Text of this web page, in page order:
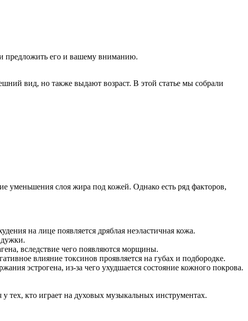
предложить его и вашему вниманию.
вид, но также выдают возраст. В этой статье мы собрали
уменьшения слоя жира под кожей. Однако есть ряд факторов,
на лице появляется дряблая неэластичная кожа.
вследствие чего появляются морщины.
влияние токсинов проявляется на губах и подбородке.
эстрогена, из-за чего ухудшается состояние кожного покрова.
кто играет на духовых музыкальных инструментах.